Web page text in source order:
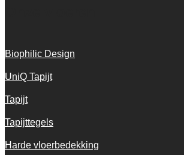
Biophilic Design
UniQ Tapijt
Tapijt
Tapijttegels
Harde vloerbedekking